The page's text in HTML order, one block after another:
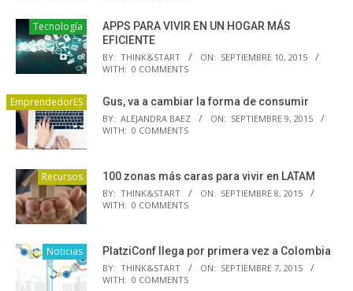
Tecnología
APPS PARA VIVIR EN UN HOGAR MÁS
EFICIENTE
BY: THINK&START ON: SEPTIEMBRE 10, 2015
WITH: 0 COMMENTS
EmprendedorES Gus, va a cambiar la forma de consumir
BY: ALEJANDRA BAEZ ON: SEPTIEMBRE 9, 2015
WITH: 0 COMMENTS
Recursos 100 zonas más caras para vivir en LATAM
BY: THINK&START ON: SEPTIEMBRE 8, 2015
WITH: 0 COMMENTS
Noticias PlatziConf llega por primera vez a Colombia
BY: THINK&START ON: SEPTIEMBRE 7, 2015
WITH: 0 COMMENTS